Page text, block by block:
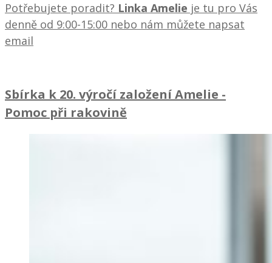
Potřebujete poradit? Linka Amelie je tu pro Vás
denně od 9:00-15:00 nebo nám můžete napsat
email
Sbírka k 20. výročí založení Amelie -
Pomoc při rakovině